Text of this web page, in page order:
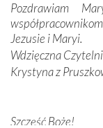
Byli tym razem
każdego spośród
liczył sobie 13
Całe życie
rozmowie.
bez obecności
Pozdrawiam
Jezusie i Maryi.
Wdzięczna
Krystyna z
Szczęść Boże!